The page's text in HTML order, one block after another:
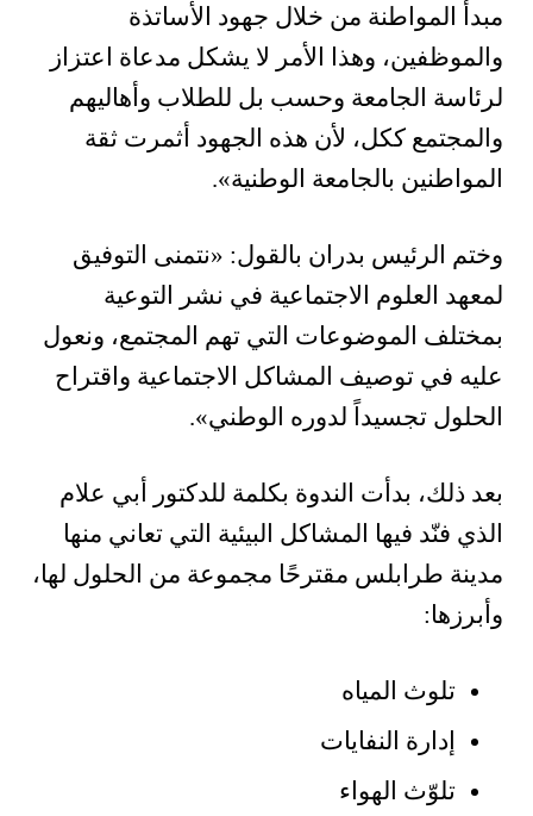
مبدأ المواطنة من خلال جهود الأساتذة
والموظفين، وهذا الأمر لا يشكل مدعاة اعتزاز
لرئاسة الجامعة وحسب بل للطلاب وأهاليهم
والمجتمع ككل، لأن هذه الجهود أثمرت ثقة
المواطنين بالجامعة الوطنية».
وختم الرئيس بدران بالقول: «نتمنى التوفيق
لمعهد العلوم الاجتماعية في نشر التوعية
بمختلف الموضوعات التي تهم المجتمع، ونعول
عليه في توصيف المشاكل الاجتماعية واقتراح
الحلول تجسيداً لدوره الوطني».
بعد ذلك، بدأت الندوة بكلمة للدكتور أبي علام
الذي فنّد فيها المشاكل البيئية التي تعاني منها
مدينة طرابلس مقترحًا مجموعة من الحلول لها،
وأبرزها:
تلوث المياه
إدارة النفايات
تلوّث الهواء